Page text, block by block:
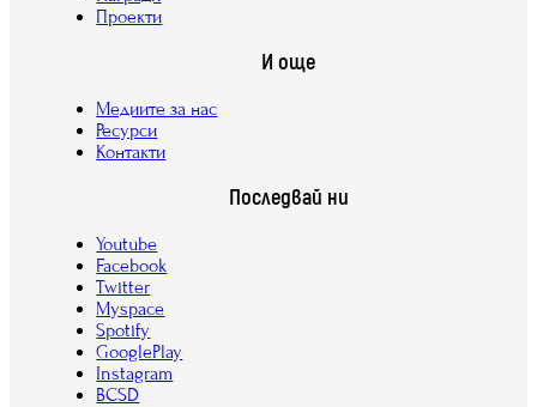
Проекти
И още
Медиите за нас
Ресурси
Контакти
Последвай ни
Youtube
Facebook
Twitter
Myspace
Spotify
GooglePlay
Instagram
BCSD